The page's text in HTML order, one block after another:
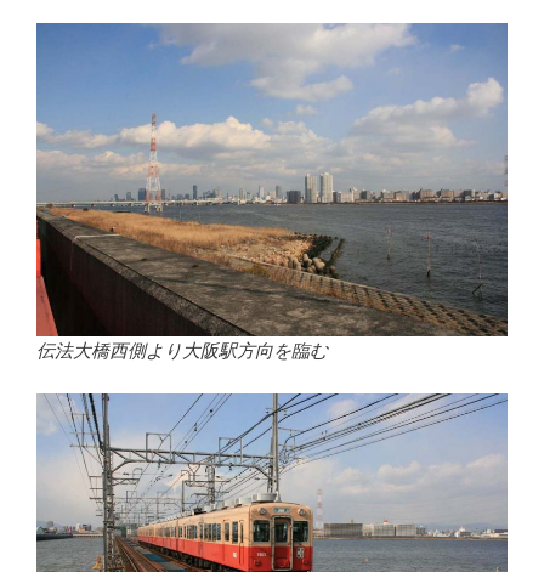
伝法大橋西側より大阪駅方向を臨む